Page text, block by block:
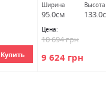
Купить
Ширина
95.0см
Высота
Цена:
9 624 грн
10 694 грн